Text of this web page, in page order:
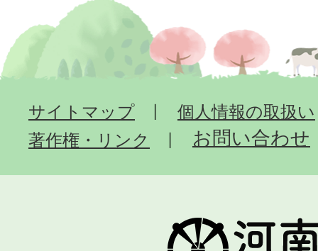
サイトマップ
個人情報の取扱い
著作権・リンク
お問い合わせ